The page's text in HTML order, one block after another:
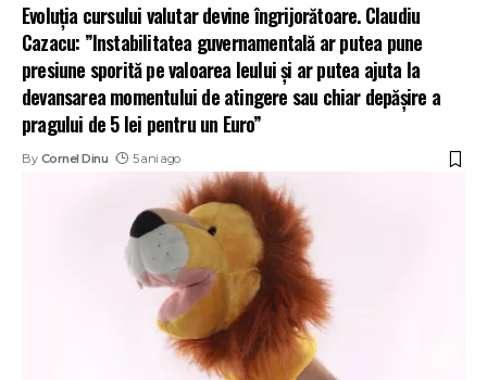
Evoluția cursului valutar devine îngrijorătoare. Claudiu
Cazacu: ”Instabilitatea guvernamentală ar putea pune
presiune sporită pe valoarea leului și ar putea ajuta la
devansarea momentului de atingere sau chiar depășire a
pragului de 5 lei pentru un Euro”
By Cornel Dinu 5 ani ago